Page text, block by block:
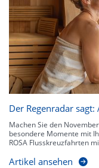
Der Regenradar
Machen Sie den
besondere Momente mit
ROSA Flusskreuzfahrten
Artikel ansehen